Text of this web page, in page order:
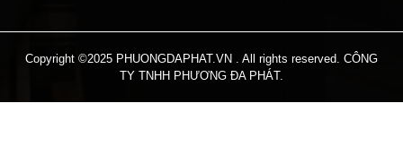
Copyright ©2025 PHUONGDAPHAT.VN . All rights reserved. CÔNG
TY TNHH PHƯƠNG ĐA PHÁT.